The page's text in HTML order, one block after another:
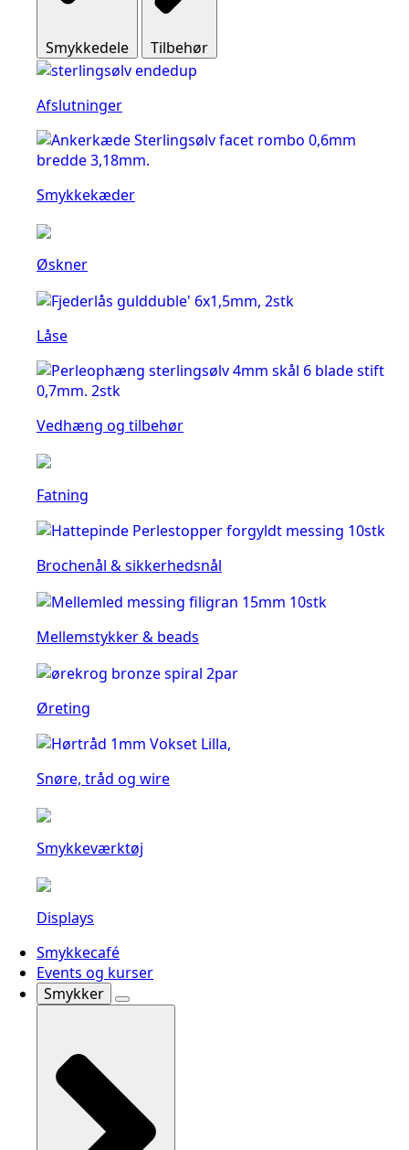
Smykkedele Tilbehør
Afslutninger
Smykkekæder
Øskner
Låse
Vedhæng og tilbehør
Fatning
Brochenål & sikkerhedsnål
Mellemstykker & beads
Øreting
Snøre, tråd og wire
Smykkeværktøj
Displays
Smykkecafé
Events og kurser
Smykker